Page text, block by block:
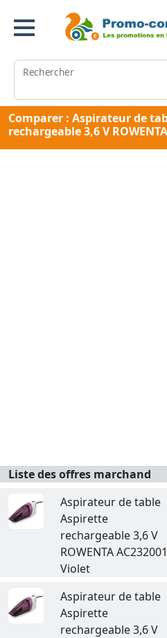
Rechercher
Comparer : Aspirateur de
rechargeable 3,6 V
Liste des offres marchand
Aspirateur de table
Aspirette
rechargeable 3,6 V
ROWENTA AC232001
Violet
Aspirateur de table
Aspirette
rechargeable 3,6 V